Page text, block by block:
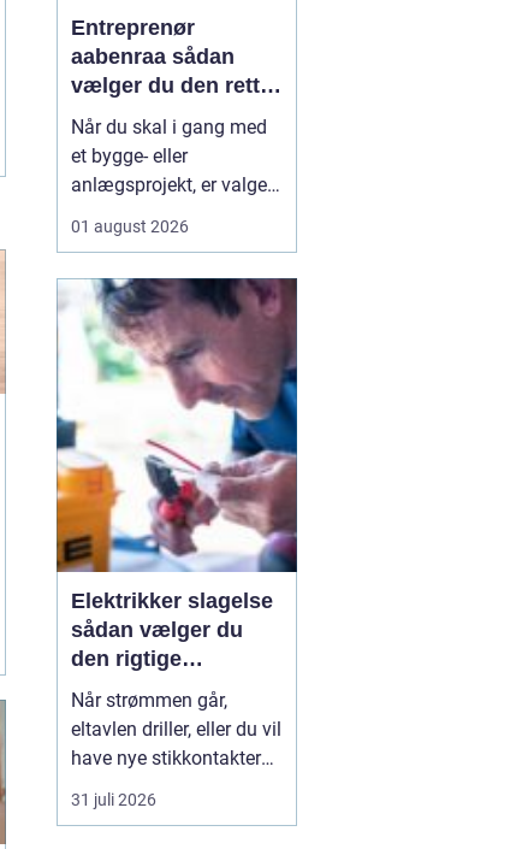
Entreprenør
aabenraa sådan
vælger du den rette
til dit projekt
Når du skal i gang med
et bygge- eller
anlægsprojekt, er valget
vigtigste beslutninger. En
spare dig både tid, penge
og bekymringer, mens et
dårligt valg let ender i
forsinkelser,
ekstraregninger og
ueni...
01 august 2026
Elektrikker slagelse
sådan vælger du
den rigtige
elektriker til
opgaven
Når strømmen går,
eltavlen driller, eller du vil
have nye stikkontakter
og belysning, er en
dygtig elektriker
31 juli 2026